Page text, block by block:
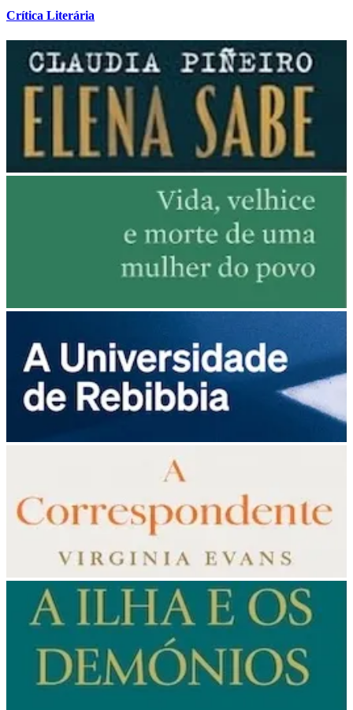
Crítica Literária